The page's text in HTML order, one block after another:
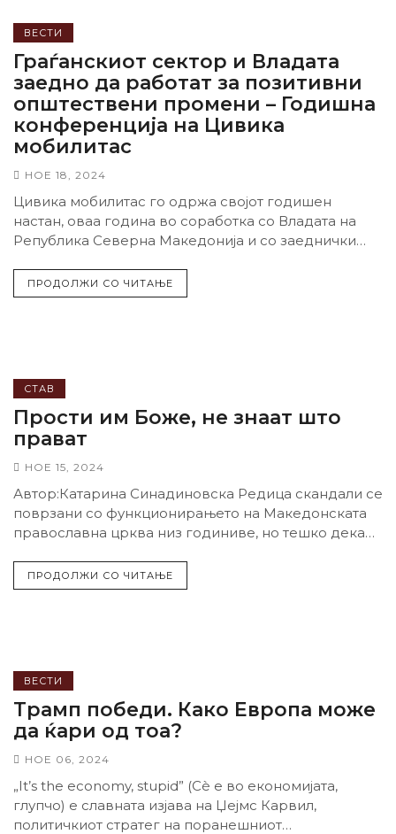
ВЕСТИ
Граѓанскиот сектор и Владата
заедно да работат за позитивни
општествени промени – Годишна
конференција на Цивика
мобилитас
НОЕ 18, 2024
Цивика мобилитас го одржа својот годишен
настан, оваа година во соработка со Владата на
Република Северна Македонија и со заеднички
ПРОДОЛЖИ СО ЧИТАЊЕ
СТАВ
Прости им Боже, не знаат што
прават
НОЕ 15, 2024
Автор:Катарина Синадиновска Редица скандали се
поврзани со функционирањето на Македонската
православна црква низ годиниве, но тешко дека
ПРОДОЛЖИ СО ЧИТАЊЕ
ВЕСТИ
Трамп победи. Како Европа може
да ќари од тоа?
НОЕ 06, 2024
„It’s the economy, stupid” (Сѐ е во економијата,
глупчо) е славната изјава на Џејмс Карвил,
политичкиот стратег на поранешниот